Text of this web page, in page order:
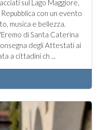
sul Lago Maggiore,
con un evento
musica e bellezza.
di Santa Caterina
degli Attestati ai
a cittadini ch ...